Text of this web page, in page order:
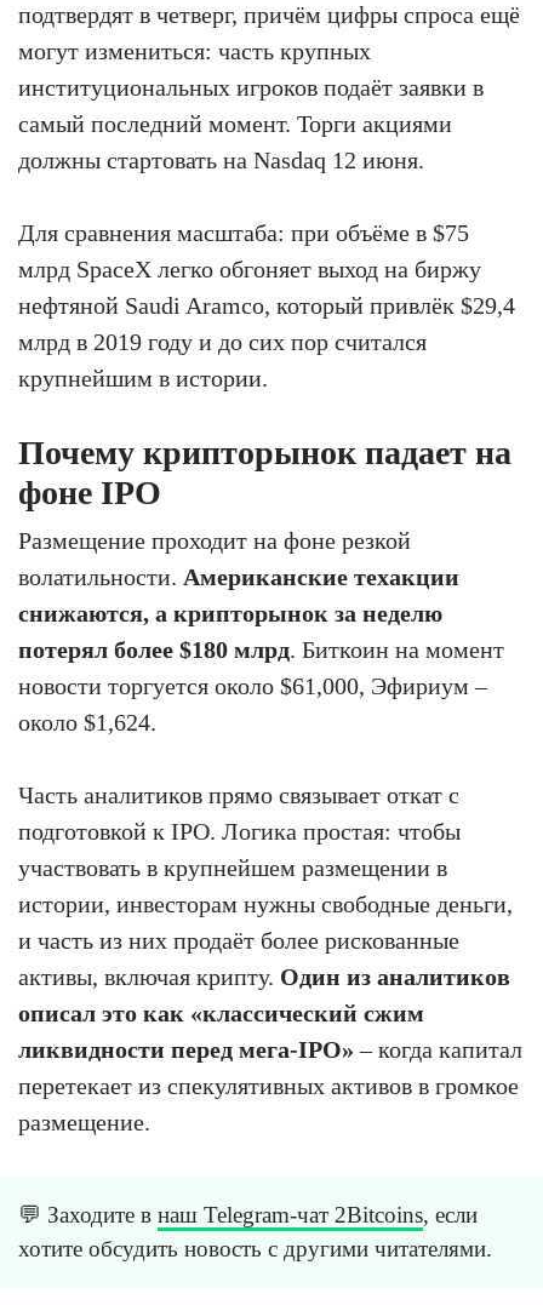
подтвердят в четверг, причём цифры спроса ещё
могут измениться: часть крупных
институциональных игроков подаёт заявки в
самый последний момент. Торги акциями
должны стартовать на Nasdaq 12 июня.
Для сравнения масштаба: при объёме в $75
млрд SpaceX легко обгоняет выход на биржу
нефтяной Saudi Aramco, который привлёк $29,4
млрд в 2019 году и до сих пор считался
крупнейшим в истории.
Почему крипторынок падает на
фоне IPO
Размещение проходит на фоне резкой
волатильности. Американские техакции
снижаются, а крипторынок за неделю
потерял более $180 млрд. Биткоин на момент
новости торгуется около $61,000, Эфириум –
около $1,624.
Часть аналитиков прямо связывает откат с
подготовкой к IPO. Логика простая: чтобы
участвовать в крупнейшем размещении в
истории, инвесторам нужны свободные деньги,
и часть из них продаёт более рискованные
активы, включая крипту. Один из аналитиков
описал это как «классический сжим
ликвидности перед мега-IPO» – когда капитал
перетекает из спекулятивных активов в громкое
размещение.
💬 Заходите в наш Telegram-чат 2Bitcoins, если
хотите обсудить новость с другими читателями.